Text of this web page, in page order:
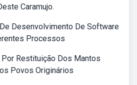
Caramujo.
Desenvolvimento De Software
Processos
Restituição Dos Mantos
Povos Originários